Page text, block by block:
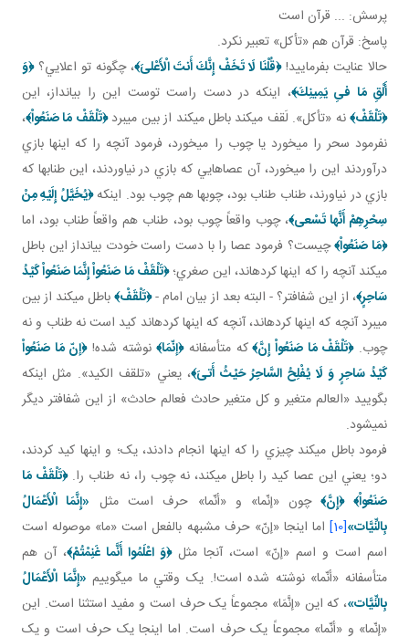
پرسش: ... قرآن است
پاسخ: قرآن هم «تأکل» تعبير نکرد.
حالا عنايت بفرماييد!﴿قُلْنَا لَا تَخَفْ إِنَّكَ أَنتَ الْأَعْلىَ‏﴾، چگونه تو اعلايي؟﴿وَ
أَلْقِ مَا فىِ يَمِينِكَ﴾، اينکه در دست راست توست اين را بيانداز، اين
﴿تَلْقَفْ﴾نه «تأکل». لَقف مي کند باطل مي کند از بين مي برد﴿تَلْقَفْ مَا صَنَعُواْ‏﴾،
نفرمود سحر را مي خورد يا چوب را مي خورد، فرمود آنچه را که اينها بازي
درآوردند اين را مي خورد، آن عصاهايي که بازي در نياوردند، اين طناب­ها که
بازي در نياورند، طناب طناب بود، چوب ها هم چوب بود. اينکه﴿يُخَيَّلُ إِلَيْهِ مِنْ
سِحْرِهِمْ أَنَّها تَسْعى‏﴾، چوب واقعاً چوب بود، طناب هم واقعاً طناب بود، اما
﴿مَا صَنَعُواْ‏﴾چيست؟ فرمود عصا را با دست راست خودت بيانداز اين باطل
مي کند آنچه را که اينها کرده اند، اين صغري؛﴿تَلْقَفْ مَا صَنَعُواْ إِنَّمَا صَنَعُواْ كَيْدُ
سَاحِرٍ‏﴾، از اين شفاف تر؟ - البته بعد از بيان امام -﴿تَلْقَفْ﴾باطل مي کند از بين
مي برد آنچه که اينها کرده اند، آنچه که اينها کرده اند کيد است نه طناب و نه
چوب.﴿تَلْقَفْ مَا صَنَعُواْ إِنَّ﴾که متأسفانه﴿إنّمَا﴾نوشته شده!﴿إنّ مَا صَنَعُواْ
كَيْدُ سَاحِرٍ وَ لَا يُفْلِحُ السَّاحِرُ حَيْثُ أَتىَ‏﴾، يعني «تلقف الکيد». مثل اينکه
بگوييد «العالم متغير و کل متغير حادث فعالم حادث» از اين شفاف تر ديگر
نمي شود.
فرمود باطل مي کند چيزي را که اينها انجام دادند، يک؛ و اينها کيد کردند،
دو؛ يعني اين عصا کيد را باطل مي کند، نه چوب را، نه طناب را.﴿تَلْقَفْ مَا
صَنَعُواْ﴾ ﴿إِنَّ﴾چون «إنّما» و «أنّما» حرف است مثل «إِنَّمَا الْأَعْمَالُ
بِالنِّيَّات‏»[10]
اما اينجا «إنّ» حرف مشبهه بالفعل است «ما» موصوله است
اسم است و اسم «إنّ» است، آنجا مثل﴿وَ اعْلَمُوا أَنَّما غَنِمْتُمْ﴾، آن هم
متأسفانه «أنّما» نوشته شده است!. يک وقتي ما مي گوييم «إِنَّمَا الْأَعْمَالُ
بِالنِّيَّات‏»، که اين «إنَّمَا» مجموعاً يک حرف است و مفيد استثنا است. اين
«إنّما» و «أنّما» مجموعاً يک حرف است. اما اينجا يک حرف است و يک